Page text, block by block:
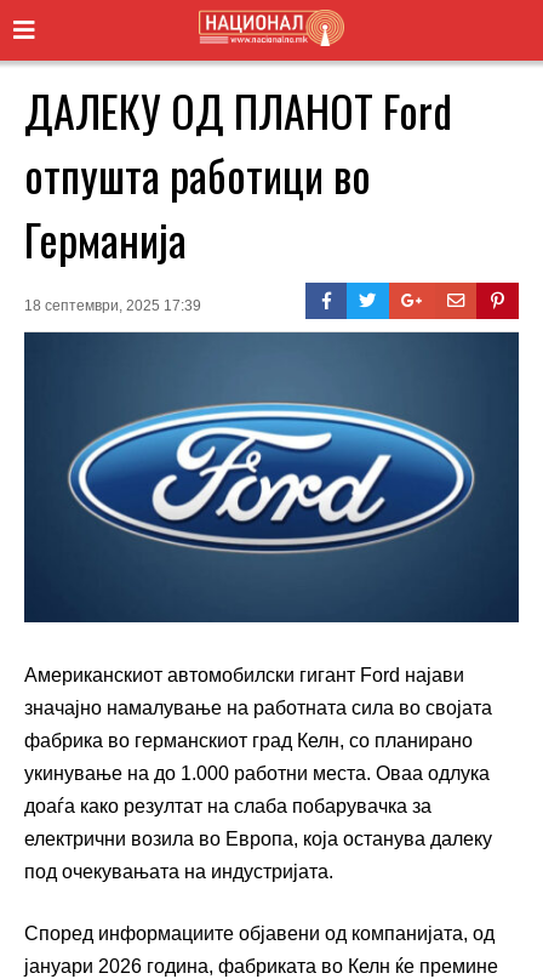
ДАЛЕКУ ОД ПЛАНОТ Ford
отпушта работици во
Германија
18 септември, 2025 17:39
Американскиот автомобилски гигант Ford најави
значајно намалување на работната сила во својата
фабрика во германскиот град Келн, со планирано
укинување на до 1.000 работни места. Оваа одлука
доаѓа како резултат на слаба побарувачка за
електрични возила во Европа, која останува далеку
под очекувањата на индустријата.
Според информациите објавени од компанијата, од
јануари 2026 година, фабриката во Келн ќе премине